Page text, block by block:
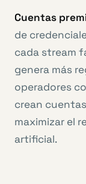
Cuentas
de
cada stream
genera más
operadores
crean
maximizar el
artificial.